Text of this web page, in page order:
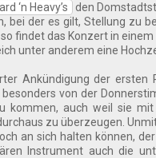
‘n Heavy’s
den
bei der es gilt, Stellung zu
findet das Konzert in
unter anderem eine
Ankündigung der ersten
von der
kommen, auch weil sie
zu überzeugen.
an sich halten können,
Instrument auch die